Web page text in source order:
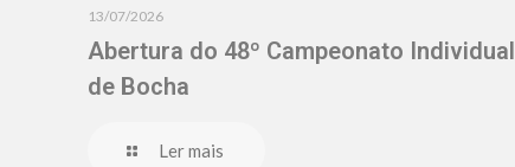
13/07/2026
Abertura do 48º Campeonato Individual
de Bocha
Ler mais